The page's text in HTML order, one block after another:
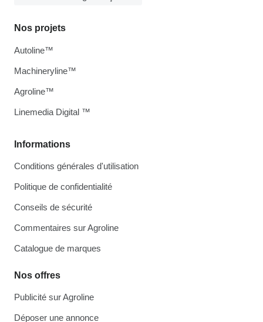
Informations
Conditions générales d'utilisation
Politique de confidentialité
Conseils de sécurité
Commentaires sur Agroline
Catalogue de marques
Nos offres
Publicité sur Agroline
Déposer une annonce
Nos projets
Autoline™
Machineryline™
Agroline™
Linemedia Digital ™